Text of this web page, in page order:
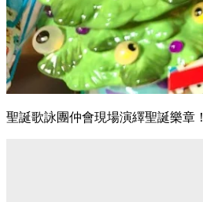
聖誕歌詠團仲會現場演繹聖誕樂章！